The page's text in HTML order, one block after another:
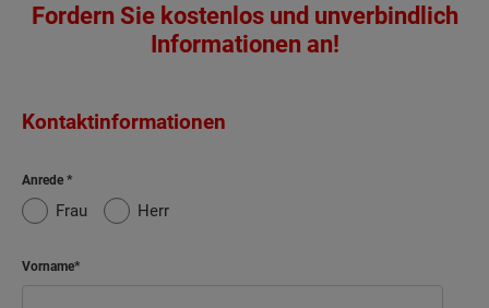
Fordern Sie kostenlos und unverbindlich
Informationen an!
Kontaktinformationen
Anrede
Frau Herr
Vorname